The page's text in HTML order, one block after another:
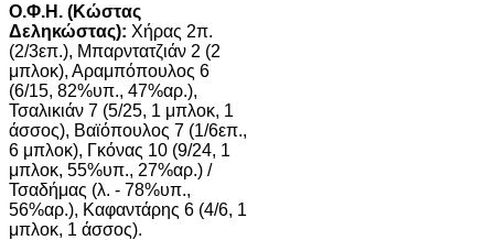
Ο.Φ.Η. (Κώστας
Δεληκώστας): Χήρας 2π.
(2/3επ.), Μπαρντατζιάν 2 (2
μπλοκ), Αραμπόπουλος 6
(6/15, 82%υπ., 47%αρ.),
Τσαλικιάν 7 (5/25, 1 μπλοκ, 1
άσσος), Βαϊόπουλος 7 (1/6επ.,
6 μπλοκ), Γκόνας 10 (9/24, 1
μπλοκ, 55%υπ., 27%αρ.) /
Τσαδήμας (λ. - 78%υπ.,
56%αρ.), Καφαντάρης 6 (4/6, 1
μπλοκ, 1 άσσος).